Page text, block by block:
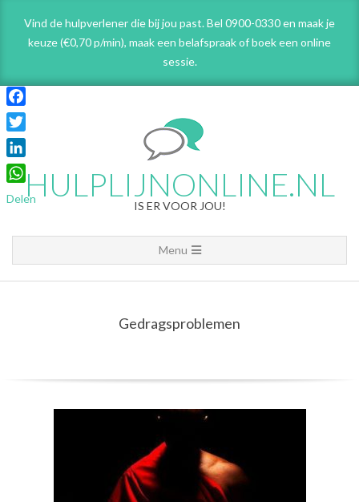
content
Vind de hulpverlener die bij jou past. Bel 0900-0330 en maak je
keuze (€0,70 p/min), maak een belafspraakof boek een online
sessie.
HULPLIJNONLINE.NL
IS ER VOOR JOU!
Navigation
Menu
Menu
Gedragsproblemen
Facebook
Twitter
LinkedIn
WhatsApp
Delen